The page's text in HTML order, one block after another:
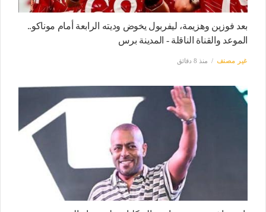
بعد فوزين وهزيمة، ليفربول يخوض وديته الرابعة أمام موناكو..
الموعد والقناة الناقلة - المدينة برس
غير مصنف منذ 8 دقائق